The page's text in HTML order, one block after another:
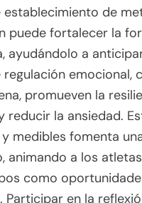
mental al centrarse
establecer metas
plena.
los
Enfatizar la
constante y
La reflexión
mejora la fortaleza
de